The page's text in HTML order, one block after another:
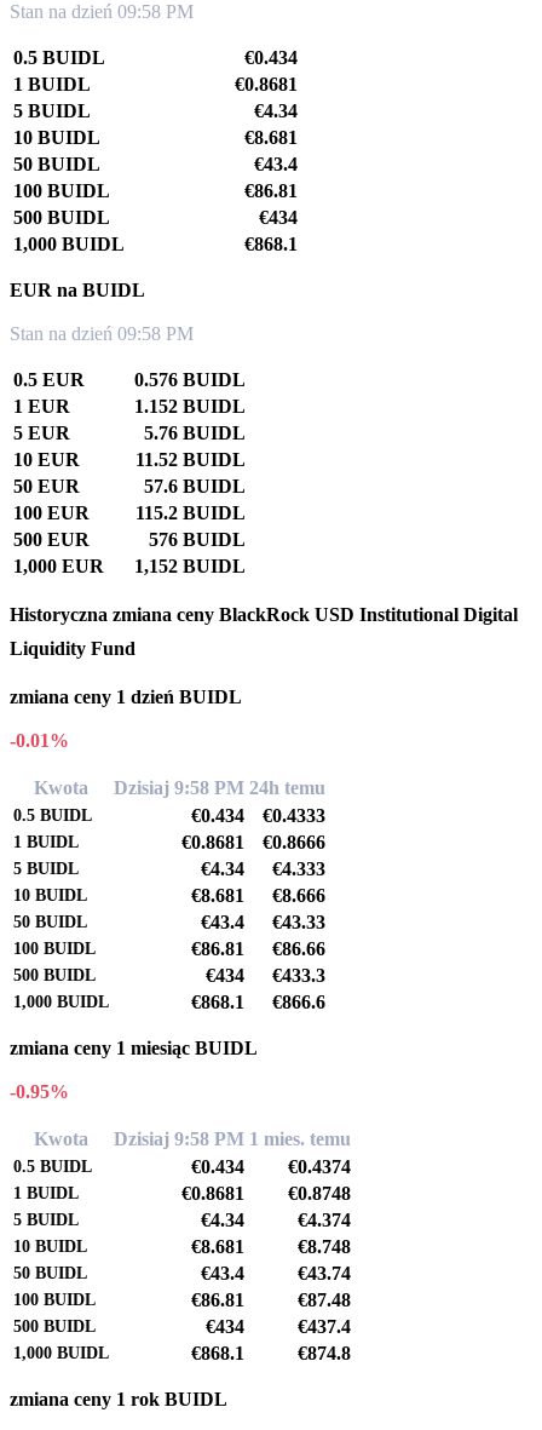
Stan na dzień 09:58 PM
0.5 BUIDL
€0.434
1 BUIDL
€0.8681
5 BUIDL
€4.34
10 BUIDL
€8.681
50 BUIDL
€43.4
100 BUIDL
€86.81
500 BUIDL
€434
1,000 BUIDL
€868.1
EUR na BUIDL
Stan na dzień 09:58 PM
0.5 EUR
0.576 BUIDL
1 EUR
1.152 BUIDL
5 EUR
5.76 BUIDL
10 EUR
11.52 BUIDL
50 EUR
57.6 BUIDL
100 EUR
115.2 BUIDL
500 EUR
576 BUIDL
1,000 EUR
1,152 BUIDL
Historyczna zmiana ceny BlackRock USD Institutional Digital
Liquidity Fund
zmiana ceny 1 dzień BUIDL
-0.01%
Kwota Dzisiaj 9:58 PM 24h temu
0.5 BUIDL €0.434 €0.4333
1 BUIDL €0.8681 €0.8666
5 BUIDL €4.34 €4.333
10 BUIDL €8.681 €8.666
50 BUIDL €43.4 €43.33
100 BUIDL €86.81 €86.66
500 BUIDL €434 €433.3
1,000 BUIDL €868.1 €866.6
zmiana ceny 1 miesiąc BUIDL
-0.95%
Kwota Dzisiaj 9:58 PM 1 mies. temu
0.5 BUIDL €0.434 €0.4374
1 BUIDL €0.8681 €0.8748
5 BUIDL €4.34 €4.374
10 BUIDL €8.681 €8.748
50 BUIDL €43.4 €43.74
100 BUIDL €86.81 €87.48
500 BUIDL €434 €437.4
1,000 BUIDL €868.1 €874.8
zmiana ceny 1 rok BUIDL